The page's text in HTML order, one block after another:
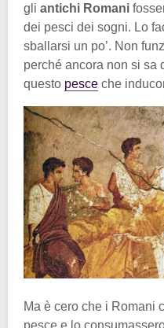
gli antichi Romani
dei pesci dei sogni. Lo
sballarsi un po’. Non
perché ancora non si sa
questo pesce che
Ma è cero che i Romani
pesce e lo